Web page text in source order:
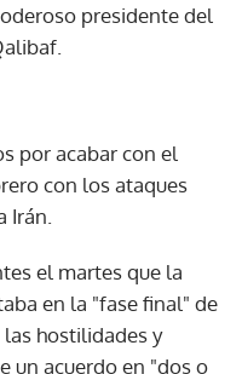
presidente del
por acabar con el
con los ataques
Irán.
el martes que la
en la "fase final" de
hostilidades y
un acuerdo en "dos o